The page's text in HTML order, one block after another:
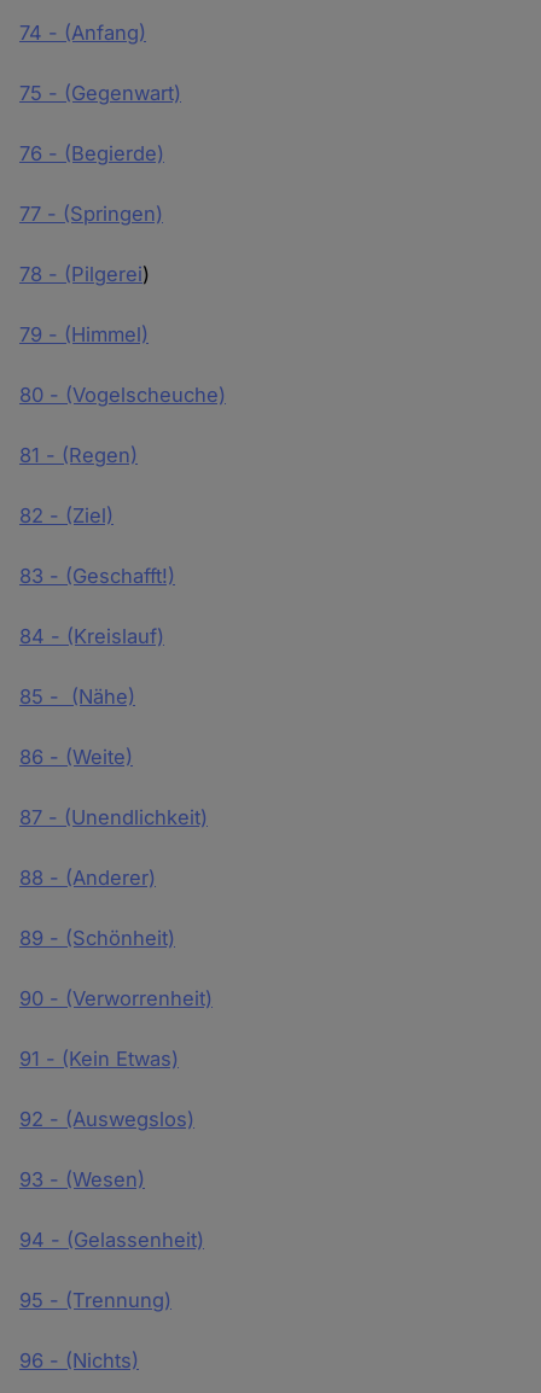
74 - (Anfang)
75 - (Gegenwart)
76 - (Begierde)
77 - (Springen)
78 - (Pilgerei)
79 - (Himmel)
80 - (Vogelscheuche)
81 - (Regen)
82 - (Ziel)
83 - (Geschafft!)
84 - (Kreislauf)
85 - (Nähe)
86 - (Weite)
87 - (Unendlichkeit)
88 - (Anderer)
89 - (Schönheit)
90 - (Verworrenheit)
91 - (Kein Etwas)
92 - (Auswegslos)
93 - (Wesen)
94 - (Gelassenheit)
95 - (Trennung)
96 - (Nichts)